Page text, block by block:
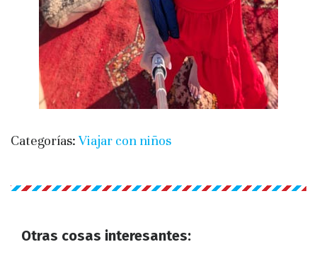
Categorías: Viajar con niños
Otras cosas interesantes: